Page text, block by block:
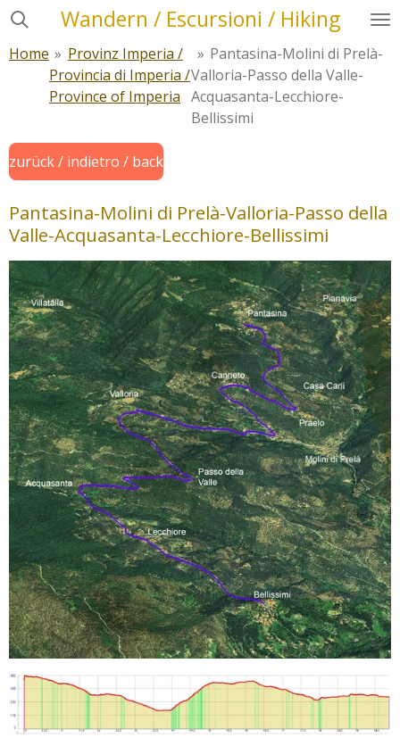
Zum
springen
Wandern / Escursioni / Hiking
Home » Provinz Imperia /
Provincia di Imperia /
Province of Imperia
» Pantasina-Molini di Prelà-
Valloria-Passo della Valle-
Acquasanta-Lecchiore-
Bellissimi
zurück / indietro / back
Pantasina-Molini di Prelà-Valloria-Passo della
Valle-Acquasanta-Lecchiore-Bellissimi